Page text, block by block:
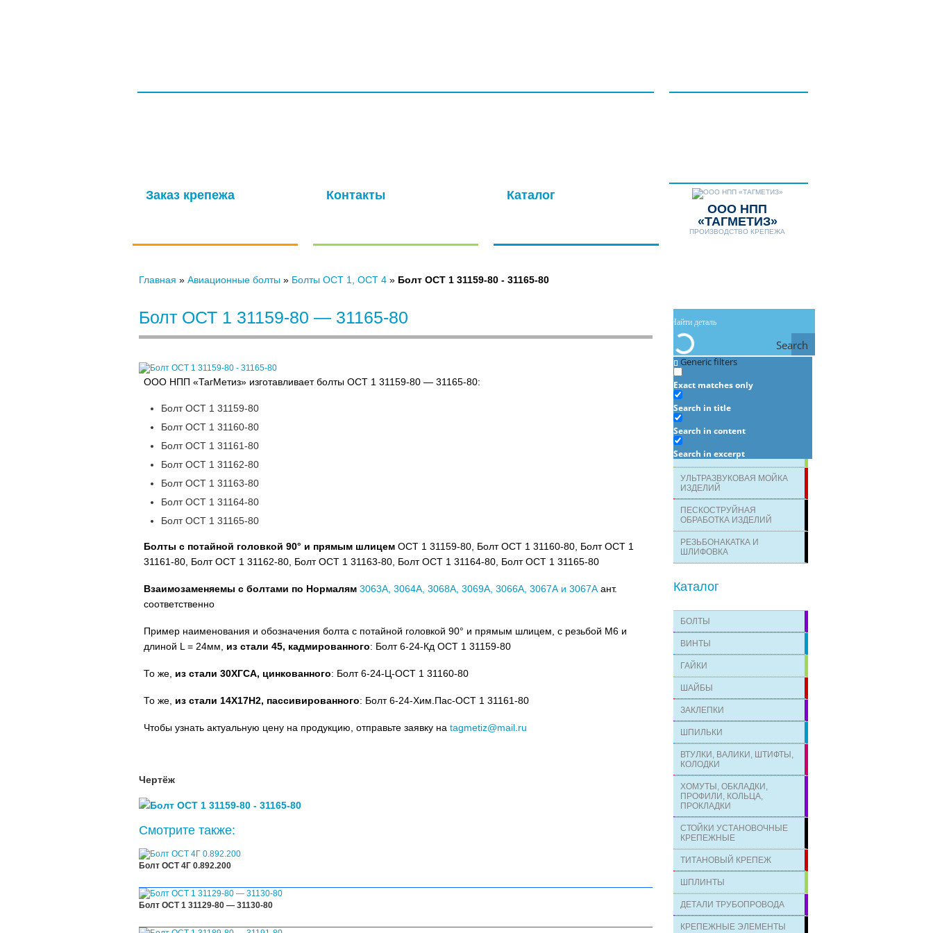
Заказ крепежа Контакты Каталог
Главная » Авиационные болты » Болты ОСТ 1, ОСТ 4 » Болт ОСТ 1 31159-80 - 31165-80
Болт ОСТ 1 31159-80 — 31165-80
ООО НПП «ТагМетиз» изготавливает болты ОСТ 1 31159-80 — 31165-80:
Болт ОСТ 1 31159-80
Болт ОСТ 1 31160-80
Болт ОСТ 1 31161-80
Болт ОСТ 1 31162-80
Болт ОСТ 1 31163-80
Болт ОСТ 1 31164-80
Болт ОСТ 1 31165-80
Болты с потайной головкой 90° и прямым шлицем ОСТ 1 31159-80, Болт ОСТ 1 31160-80, Болт ОСТ 1
31161-80, Болт ОСТ 1 31162-80, Болт ОСТ 1 31163-80, Болт ОСТ 1 31164-80, Болт ОСТ 1 31165-80
Взаимозаменяемы с болтами по Нормалям 3063А, 3064А, 3068А, 3069А, 3066А, 3067А и 3067А ант.
соответственно
Пример наименования и обозначения болта с потайной головкой 90° и прямым шлицем, с резьбой М6 и
длиной L = 24мм, из стали 45, кадмированного: Болт 6-24-Кд ОСТ 1 31159-80
То же, из стали 30ХГСА, цинкованного: Болт 6-24-Ц-ОСТ 1 31160-80
То же, из стали 14Х17Н2, пассивированного: Болт 6-24-Хим.Пас-ОСТ 1 31161-80
Чтобы узнать актуальную цену на продукцию, отправьте заявку наtagmetiz@mail.ru
Чертёж
Смотрите также:
Болт ОСТ 4Г 0.892.200
Болт ОСТ 1 31129-80 — 31130-80
ООО НПП
«ТАГМЕТИЗ»
ПРОИЗВОДСТВО КРЕПЕЖА
Search
Generic filters
Exact matches only
Search in title
Search in content
Search in excerpt
Услуги
ЛАЗЕРНАЯ МАРКИРОВКА И
ГРАВИРОВКА
ОПРЕДЕЛЕНИЕ
ХИМИЧЕСКОГО СОСТАВА
УЛЬТРАЗВУКОВАЯ МОЙКА
ИЗДЕЛИЙ
ПЕСКОСТРУЙНАЯ
ОБРАБОТКА ИЗДЕЛИЙ
РЕЗЬБОНАКАТКА И
ШЛИФОВКА
Каталог
БОЛТЫ
ВИНТЫ
ГАЙКИ
ШАЙБЫ
ЗАКЛЕПКИ
ШПИЛЬКИ
ВТУЛКИ, ВАЛИКИ, ШТИФТЫ,
КОЛОДКИ
ХОМУТЫ, ОБКЛАДКИ,
ПРОФИЛИ, КОЛЬЦА,
ПРОКЛАДКИ
СТОЙКИ УСТАНОВОЧНЫЕ
КРЕПЕЖНЫЕ
ТИТАНОВЫЙ КРЕПЕЖ
ШПЛИНТЫ
ДЕТАЛИ ТРУБОПРОВОДА
КРЕПЕЖНЫЕ ЭЛЕМЕНТЫ